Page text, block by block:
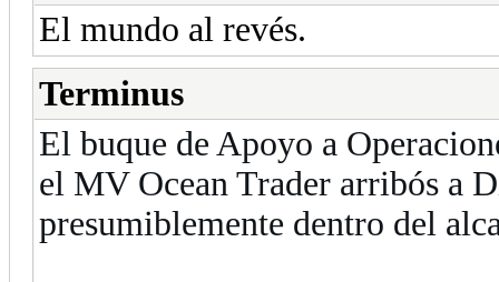
El mundo al revés.
Terminus
El buque de Apoyo a
el MV Ocean Trader arribós a
presumiblemente dentro del